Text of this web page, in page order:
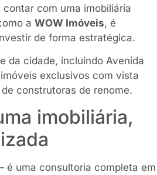
com uma imobiliária
aWOW Imóveis, é
de forma estratégica.
da cidade, incluindo Avenida
exclusivos com vista
construtoras de renome.
imobiliária,
é uma consultoria completa em